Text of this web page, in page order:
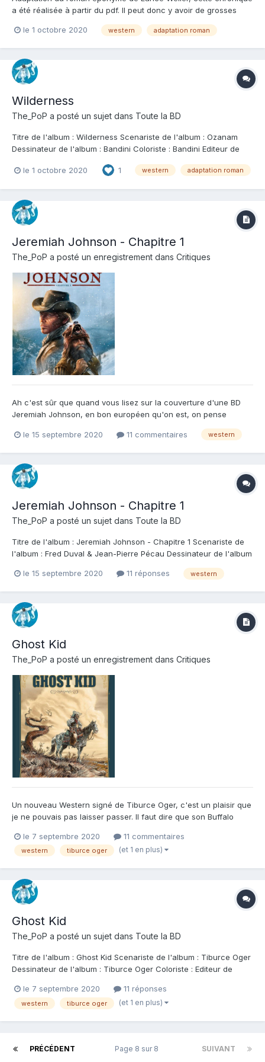
a été réalisée à partir du pdf. Il peut donc y avoir de grosses
celle de l'ouvrage. Je tiens à souligner l'excellent travail éditorial
le 1 octobre 2020 western adaptation roman
Wilderness
The_PoP a posté un sujet dans Toute la BD
Titre de l'album : Wilderness Scenariste de l'album : Ozanam
Dessinateur de l'album : Bandini Coloriste : Bandini Editeur de
vétéran sudiste de la guerre civile américaine, vit entre l'océan,
le 1 octobre 2020 1 western adaptation roman
Jeremiah Johnson - Chapitre 1
The_PoP a posté un enregistrement dans Critiques
Ah c'est sûr que quand vous lisez sur la couverture d'une BD
Jeremiah Johnson, en bon européen qu'on est, on pense
forcément au héros du film. Film magistral d'ailleurs qui a su
marquer les esprits lors de sa sortie. Bon et bien oubliez tout lien
le 15 septembre 2020 11 commentaires western
Jeremiah Johnson - Chapitre 1
The_PoP a posté un sujet dans Toute la BD
Titre de l'album : Jeremiah Johnson - Chapitre 1 Scenariste de
l'album : Fred Duval & Jean-Pierre Pécau Dessinateur de l'album
Note : Résumé de l'album : Tout le monde connaît Jeremiah
le 15 septembre 2020 11 réponses western
Ghost Kid
The_PoP a posté un enregistrement dans Critiques
Un nouveau Western signé de Tiburce Oger, c'est un plaisir que
je ne pouvais pas laisser passer. Il faut dire que son Buffalo
intégrales de Gorn trônent dans ma bibliothèque un peu plus
loin. Alors si je rajoute que j'ai été éduqué au milieu de...
le 7 septembre 2020 11 commentaires
western tiburce oger (et 1 en plus)
Ghost Kid
The_PoP a posté un sujet dans Toute la BD
Titre de l'album : Ghost Kid Scenariste de l'album : Tiburce Oger
Dessinateur de l'album : Tiburce Oger Coloriste : Editeur de
vieux cow-boy entreprend un long voyage pour retrouver sa fille
inconnue. A ses c...
le 7 septembre 2020 11 réponses
western tiburce oger (et 1 en plus)
PRÉCÉDENT SUIVANT
Page 8 sur 8